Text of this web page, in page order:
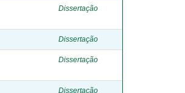
Dissertação
Dissertação
Dissertação
Dissertação